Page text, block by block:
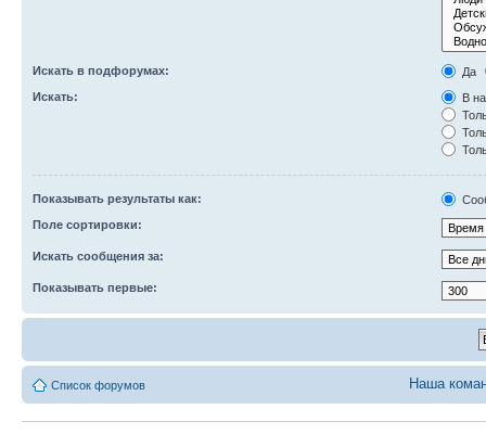
Искать в подфорумах:
Да
Искать:
В
Показывать результаты как:
Поле сортировки:
Искать сообщения за:
Показывать первые:
Список форумов Наша